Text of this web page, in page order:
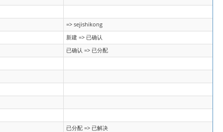
=> sejishikong
新建 => 已确认
已确认 => 已分配
已分配 => 已解决